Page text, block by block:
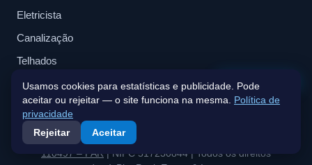
Eletricista
Canalização
Telhados
Política de Privacidade |
110497 – PAR| NIPC 517230844 | Todos os direitos
Fale connosco
Usamos cookies para estatísticas e publicidade. Pode
aceitar ou rejeitar — o site funciona na mesma. Política de
privacidade
Rejeitar
Aceitar